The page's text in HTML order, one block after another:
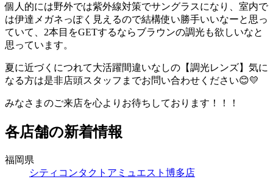
個人的には野外では紫外線対策でサングラスになり、室内で
は伊達メガネっぽく見えるので結構使い勝手いいなーと思っ
ていて、2本目をGETするならブラウンの調光も欲しいなと
思っています。
夏に近づくにつれて大活躍間違いなしの【調光レンズ】気に
なる方は是非店頭スタッフまでお問い合わせください😊💛
みなさまのご来店を心よりお待ちしております！！！
各店舗の新着情報
福岡県
シティコンタクトアミュエスト博多店